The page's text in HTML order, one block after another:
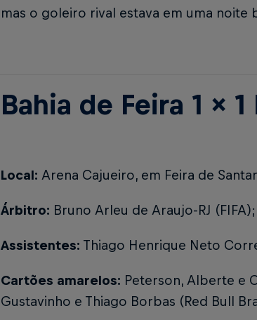
mas o goleiro rival estava em uma
Bahia de Feira 1 x
Local: Arena Cajueiro, em Feira de
Árbitro: Bruno Arleu de Araujo-RJ (FIFA);
Assistentes: Thiago Henrique Neto
Cartões amarelos: Peterson, Alberte e
Gustavinho e Thiago Borbas (Red Bull